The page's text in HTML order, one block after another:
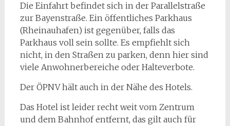
Die Einfahrt befindet sich in der Parallelstraße
zur Bayenstraße. Ein öffentliches Parkhaus
(Rheinauhafen) ist gegenüber, falls das
Parkhaus voll sein sollte. Es empfiehlt sich
nicht, in den Straßen zu parken, denn hier sind
viele Anwohnerbereiche oder Halteverbote.
Der ÖPNV hält auch in der Nähe des Hotels.
Das Hotel ist leider recht weit vom Zentrum
und dem Bahnhof entfernt, das gilt auch für